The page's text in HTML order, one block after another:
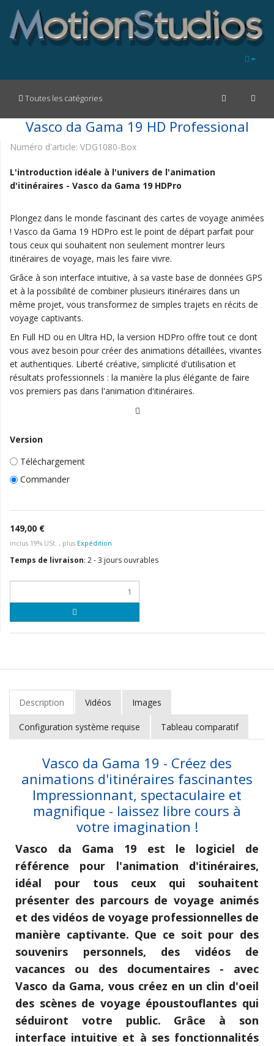
Toutes les catégories
Vasco da Gama 19 HD Professional
Numéro d'article: VDG1080-Box
L'introduction idéale à l'univers de l'animation
d'itinéraires - Vasco da Gama 19 HDPro
Plongez dans le monde fascinant des cartes de voyage animées
! Vasco da Gama 19 HDPro est le point de départ parfait pour
tous ceux qui souhaitent non seulement montrer leurs
itinéraires de voyage, mais les faire vivre.
Grâce à son interface intuitive, à sa vaste base de données GPS
et à la possibilité de combiner plusieurs itinéraires dans un
même projet, vous transformez de simples trajets en récits de
voyage captivants.
En Full HD ou en Ultra HD, la version HDPro offre tout ce dont
vous avez besoin pour créer des animations détaillées, vivantes
et authentiques. Liberté créative, simplicité d'utilisation et
résultats professionnels : la manière la plus élégante de faire
vos premiers pas dans l'animation d'itinéraires.
Version
Téléchargement
Commander
149,00 €
inclus 19% USt. , plus Expédition
Temps de livraison: 2 - 3 jours ouvrables
Description Vidéos Images
Configuration système requise Tableau comparatif
Vasco da Gama 19 - Créez des
animations d'itinéraires fascinantes
Impressionnant, spectaculaire et
magnifique - laissez libre cours à
votre imagination !
Vasco da Gama 19 est le logiciel de
référence pour l'animation d'itinéraires,
idéal pour tous ceux qui souhaitent
présenter des parcours de voyage animés
et des vidéos de voyage professionnelles de
manière captivante. Que ce soit pour des
souvenirs personnels, des vidéos de
vacances ou des documentaires - avec
Vasco da Gama, vous créez en un clin d'oeil
des scènes de voyage époustouflantes qui
séduiront votre public. Grâce à son
interface intuitive et à ses fonctionnalités